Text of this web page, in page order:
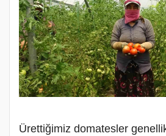
Ürettiğimiz domatesler